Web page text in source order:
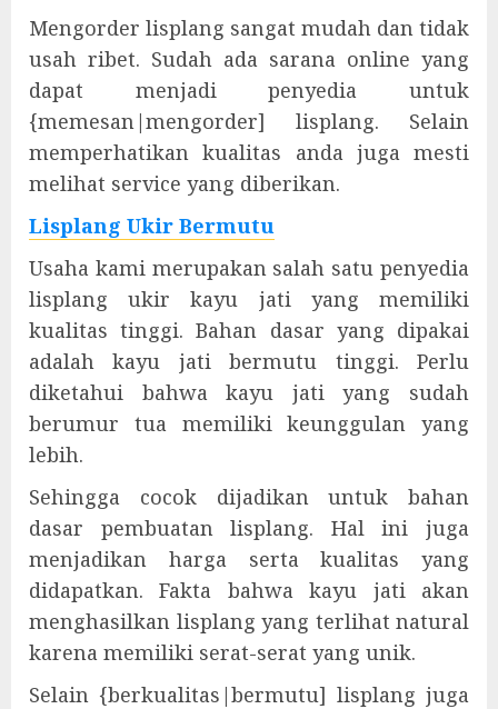
Mengorder lisplang sangat mudah dan tidak
usah ribet. Sudah ada sarana online yang
dapat menjadi penyedia untuk
{memesan|mengorder] lisplang. Selain
memperhatikan kualitas anda juga mesti
melihat service yang diberikan.
Lisplang Ukir Bermutu
Usaha kami merupakan salah satu penyedia
lisplang ukir kayu jati yang memiliki
kualitas tinggi. Bahan dasar yang dipakai
adalah kayu jati bermutu tinggi. Perlu
diketahui bahwa kayu jati yang sudah
berumur tua memiliki keunggulan yang
lebih.
Sehingga cocok dijadikan untuk bahan
dasar pembuatan lisplang. Hal ini juga
menjadikan harga serta kualitas yang
didapatkan. Fakta bahwa kayu jati akan
menghasilkan lisplang yang terlihat natural
karena memiliki serat-serat yang unik.
Selain {berkualitas|bermutu] lisplang juga